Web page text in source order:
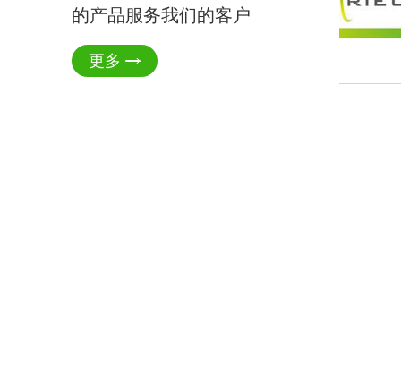
的产品服务我们的客户
更多